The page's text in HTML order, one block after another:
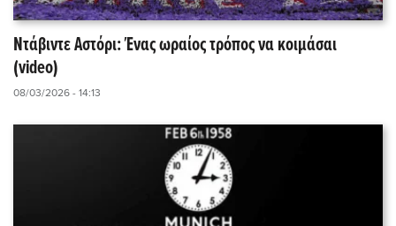
Ντάβιντε Αστόρι: Ένας ωραίος τρόπος να κοιμάσαι
(video)
08/03/2026 - 14:13